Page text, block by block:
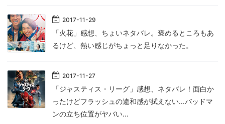
2017-11-29
「火花」感想、ちょいネタバレ。褒めるところもあ
るけど、熱い感じがちょっと足りなかった。
2017-11-27
「ジャスティス・リーグ」感想、ネタバレ！面白か
ったけどフラッシュの違和感が拭えない...バッドマ
ンの立ち位置がヤバい...